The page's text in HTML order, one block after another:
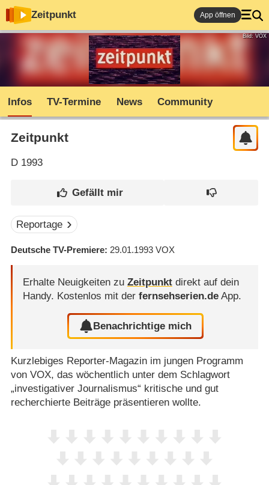
Zeitpunkt App öffnen
Bild: VOX
Infos TV-Termine News Community
Zeitpunkt
D1993
Reportage
Deutsche TV-Premiere 29.01.1993 VOX
Erhalte Neuigkeiten zu Zeitpunktdirekt auf dein
Handy. Kostenlos mit der fernsehserien.deApp.
Benachrichtige mich
Kurzlebiges Reporter-Magazin im jungen Programm
von VOX, das wöchentlich unter dem Schlagwort
„investigativer Journalismus“ kritische und gut
recherchierte Beiträge präsentieren wollte.